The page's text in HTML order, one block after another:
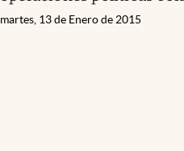
martes, 13 de Enero de 2015